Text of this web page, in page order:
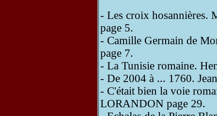
- Les croix hosannières.
page 5.
- Camille Germain de
page 7.
- La Tunisie romaine.
- De 2004 à ... 1760.
- C'était bien la voie
LORANDON page 29.